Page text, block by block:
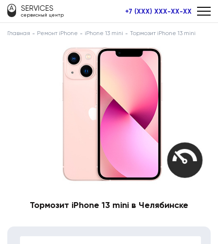
SERVICES
сервисный центр +7 (XXX) XXX-XX-XX
Главная Ремонт iPhone iPhone 13 mini Тормозит iPhone 13 mini
Тормозит iPhone 13 mini в Челябинске